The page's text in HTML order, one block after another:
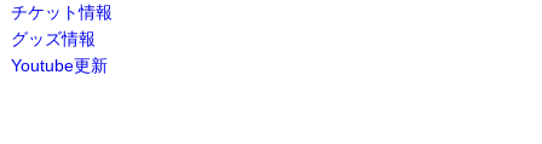
チケット情報
グッズ情報
Youtube更新